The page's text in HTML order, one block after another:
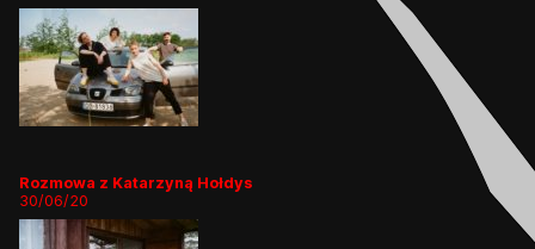
Rozmowa z Katarzyną Hołdys
30/06/20